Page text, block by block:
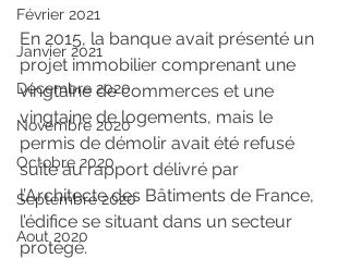
Février 2021
Janvier 2021
Décembre 2020
Novembre 2020
Octobre 2020
Septembre 2020
Aout 2020
En 2015, la banque avait présenté un
projet immobilier comprenant une
vingtaine de commerces et une
vingtaine de logements, mais le
permis de démolir avait été refusé
suite au rapport délivré par
l’Architecte des Bâtiments de France,
l’édifice se situant dans un secteur
protégé.